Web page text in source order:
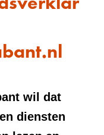
wil dat
diensten